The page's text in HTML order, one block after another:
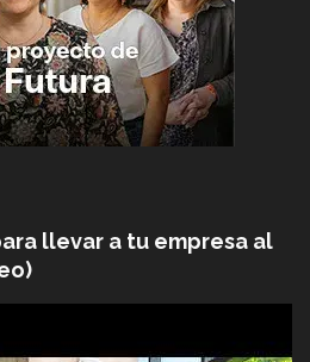
llevar a tu empresa al